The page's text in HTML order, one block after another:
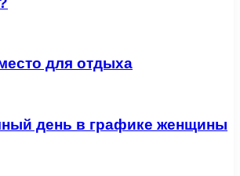
для отдыха
день в графике женщины